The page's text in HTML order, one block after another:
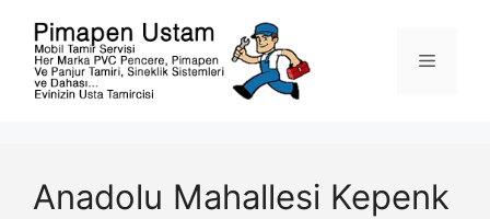
Menü
Anadolu Mahallesi Kepenk